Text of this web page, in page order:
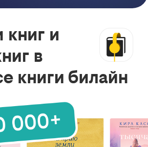
книг и
в
книги билайн